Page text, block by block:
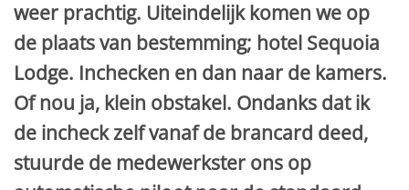
weer prachtig. Uiteindelijk komen we op
de plaats van bestemming; hotel Sequoia
Lodge. Inchecken en dan naar de kamers.
Of nou ja, klein obstakel. Ondanks dat ik
de incheck zelf vanaf de brancard deed,
stuurde de medewerkster ons op